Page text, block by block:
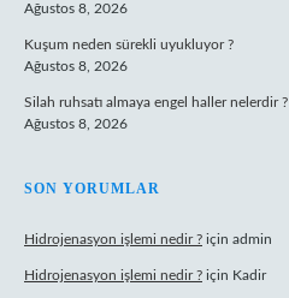
Ağustos 8, 2026
Kuşum neden sürekli uyukluyor ?
Ağustos 8, 2026
Silah ruhsatı almaya engel haller nelerdir ?
Ağustos 8, 2026
SON YORUMLAR
Hidrojenasyon işlemi nedir ? için admin
Hidrojenasyon işlemi nedir ? için Kadir